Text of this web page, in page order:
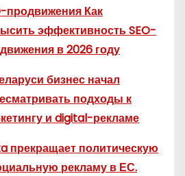
продвижения Как
эффективность SEO-
в 2026 году
бизнес начал
подходы к
и digital-рекламе
прекращает политическую
рекламу в ЕС.